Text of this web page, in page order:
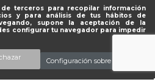
terceros para recopilar información
y para análisis de tus hábitos de
supone la aceptación de la
configurar tu navegador para impedir
Configuración sobre cookies
Añadir al carrito